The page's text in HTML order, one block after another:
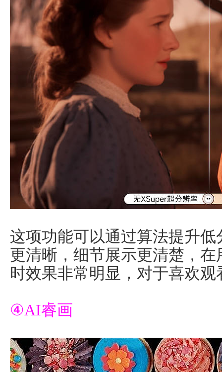
这项功能可以通过算法提升
更清晰，细节展示更清楚，在
时效果非常明显，对于喜欢
④AI睿画